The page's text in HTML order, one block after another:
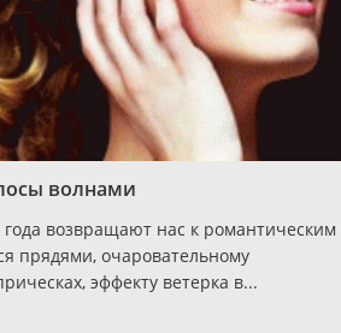
волнами
возвращают нас к романтическим
прядями, очаровательному
эффекту ветерка в...